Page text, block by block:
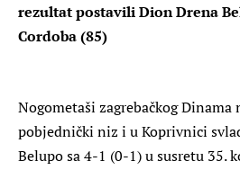
rezultat postavili Dion Drena
Cordoba (85)
Nogometaši zagrebačkog Dinama
pobjednički niz i u Koprivnici
Belupo sa 4-1 (0-1) u susretu 35.